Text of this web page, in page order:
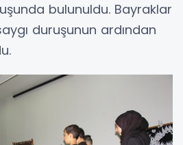
bulunuldu. Bayraklar
duruşunun ardından